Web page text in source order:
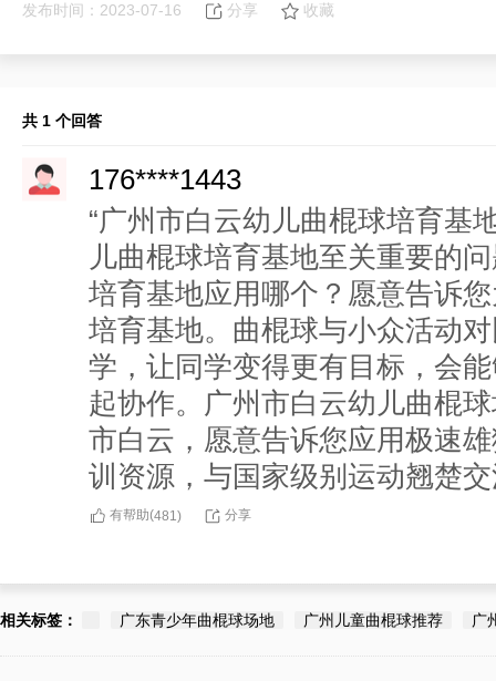
发布时间：2023-07-16 分享 收藏
共 1 个回答
176****1443
“广州市白云幼儿曲棍球培育基
儿曲棍球培育基地至关重要的
培育基地应用哪个？愿意告诉
培育基地。曲棍球与小众活动
学，让同学变得更有目标，会
起协作。广州市白云幼儿曲棍
市白云，愿意告诉您应用极速
训资源，与国家级别运动翘楚
有帮助(481 ) 分享
相关标签： 广东青少年曲棍球场地 广州儿童曲棍球推荐 广